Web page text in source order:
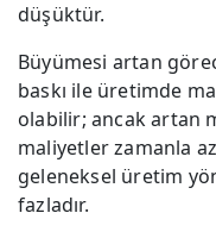
düşüktür.
Büyümesi artan
baskı ile üretimde
olabilir; ancak artan
maliyetler zamanla
geleneksel üretim
fazladır.